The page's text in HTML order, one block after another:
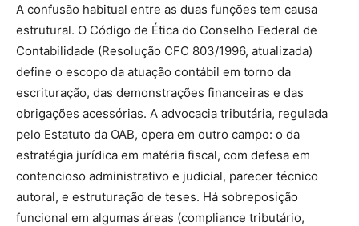
A confusão habitual entre as duas funções tem causa
estrutural. O Código de Ética do Conselho Federal de
Contabilidade (Resolução CFC 803/1996, atualizada)
define o escopo da atuação contábil em torno da
escrituração, das demonstrações financeiras e das
obrigações acessórias. A advocacia tributária, regulada
pelo Estatuto da OAB, opera em outro campo: o da
estratégia jurídica em matéria fiscal, com defesa em
contencioso administrativo e judicial, parecer técnico
autoral, e estruturação de teses. Há sobreposição
funcional em algumas áreas (compliance tributário,